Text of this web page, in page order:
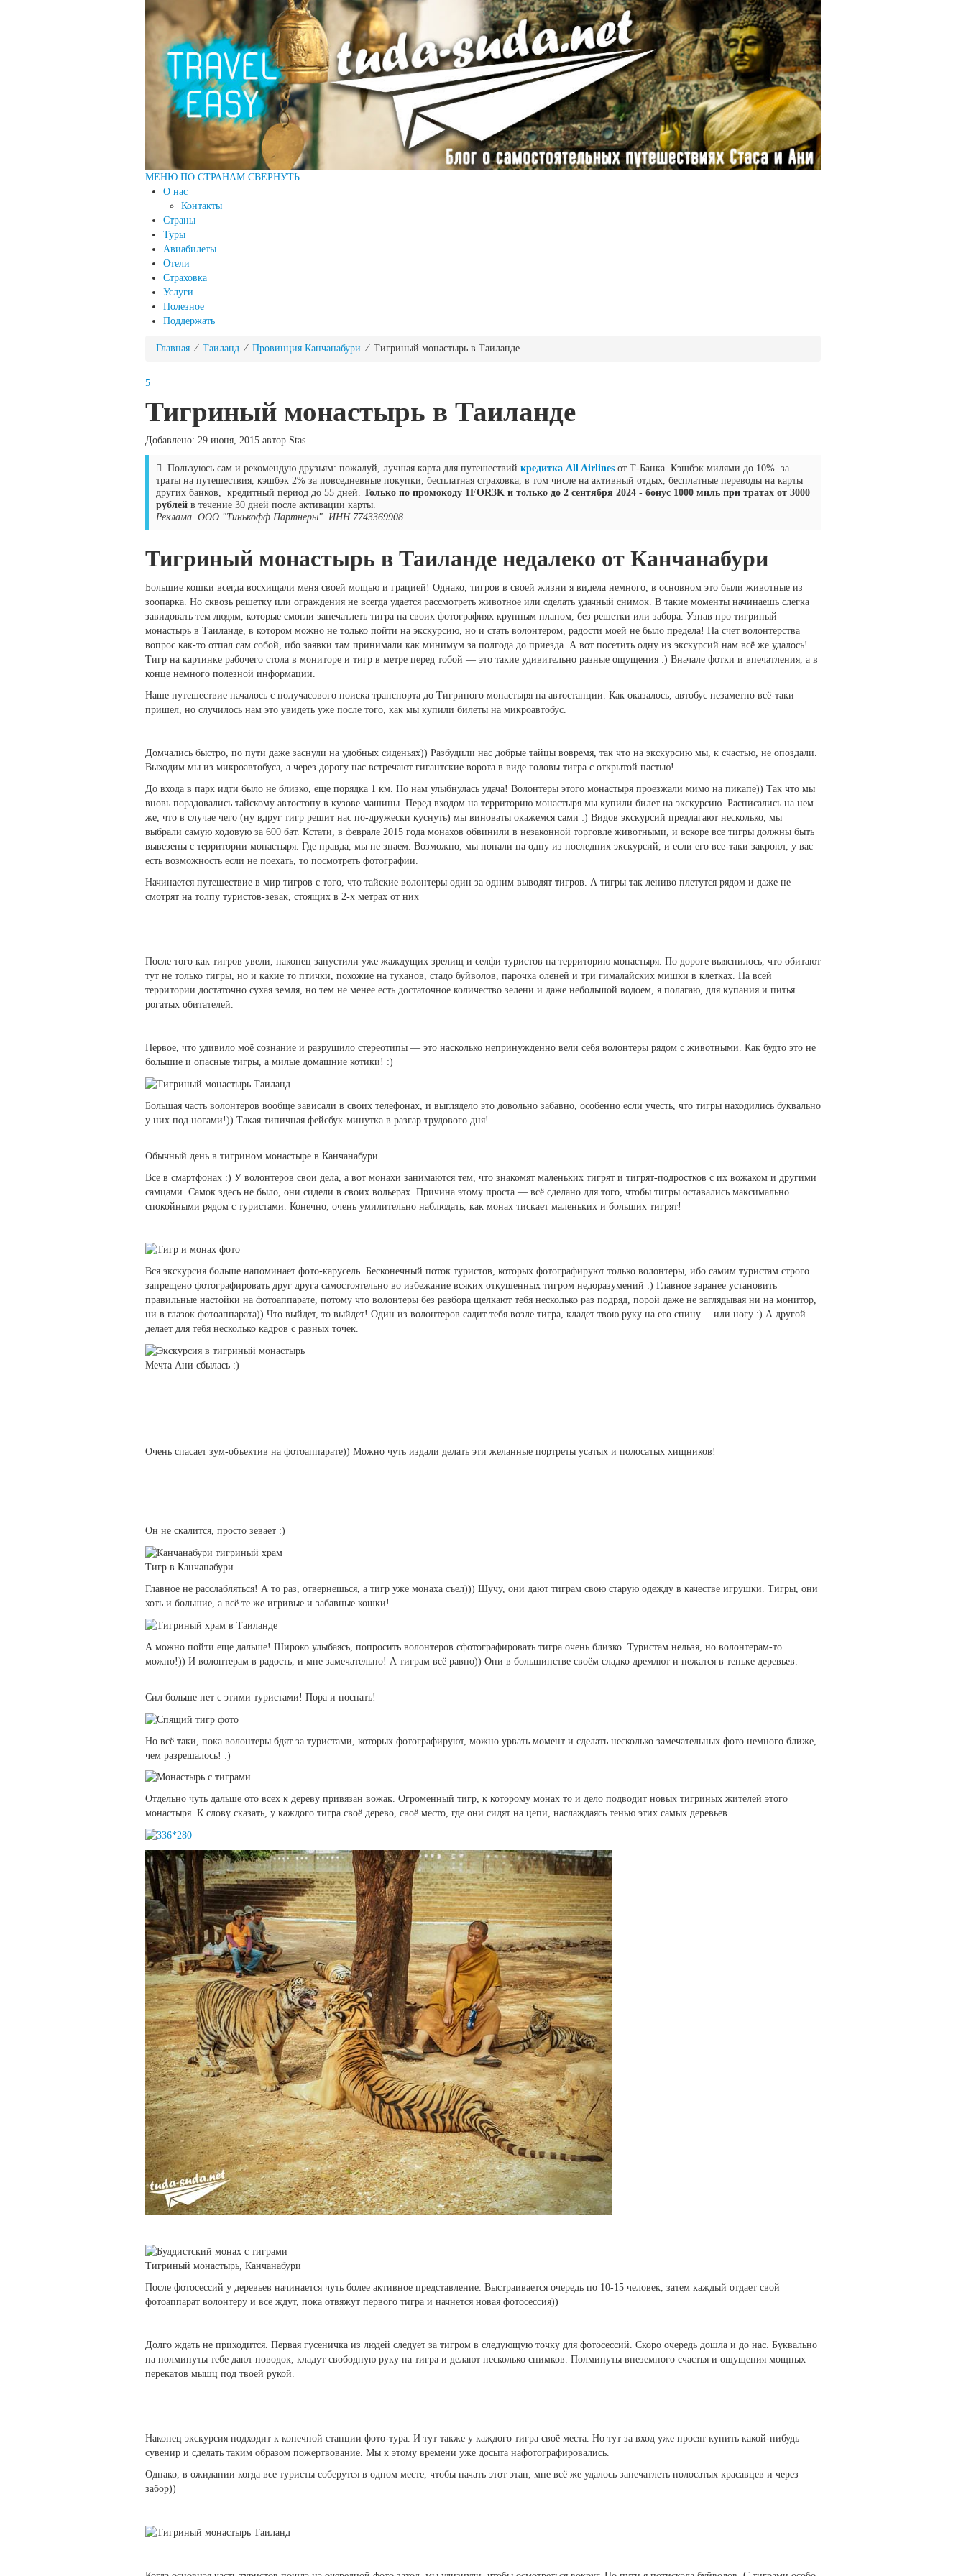
МЕНЮ ПО СТРАНАМ СВЕРНУТЬ
О нас
Контакты
Страны
Туры
Авиабилеты
Отели
Страховка
Услуги
Полезное
Поддержать
Главная ⁄ Таиланд ⁄ Провинция Канчанабури ⁄ Тигриный монастырь в Таиланде
5
Тигриный монастырь в Таиланде
Добавлено: 29 июня, 2015 автор Stas
Пользуюсь сам и рекомендую друзьям: пожалуй, лучшая карта для путешествий кредитка All Airlines от Т-Банка. Кэшбэк милями до 10% за
траты на путешествия, кэшбэк 2% за повседневные покупки, бесплатная страховка, в том числе на активный отдых, бесплатные переводы на карты
других банков, кредитный период до 55 дней. Только по промокоду 1FOR3K и только до 2 сентября 2024 - бонус 1000 миль при тратах от 3000
рублей в течение 30 дней после активации карты.
Реклама. ООО "Тинькофф Партнеры". ИНН 7743369908
Тигриный монастырь в Таиланде недалеко от Канчанабури
Большие кошки всегда восхищали меня своей мощью и грацией! Однако, тигров в своей жизни я видела немного, в основном это были животные из
зоопарка. Но сквозь решетку или ограждения не всегда удается рассмотреть животное или сделать удачный снимок. В такие моменты начинаешь слегка
завидовать тем людям, которые смогли запечатлеть тигра на своих фотографиях крупным планом, без решетки или забора. Узнав про тигриный
монастырь в Таиланде, в котором можно не только пойти на экскурсию, но и стать волонтером, радости моей не было предела! На счет волонтерства
вопрос как-то отпал сам собой, ибо заявки там принимали как минимум за полгода до приезда. А вот посетить одну из экскурсий нам всё же удалось!
Тигр на картинке рабочего стола в мониторе и тигр в метре перед тобой — это такие удивительно разные ощущения :) Вначале фотки и впечатления, а в
конце немного полезной информации.
Наше путешествие началось с получасового поиска транспорта до Тигриного монастыря на автостанции. Как оказалось, автобус незаметно всё-таки
пришел, но случилось нам это увидеть уже после того, как мы купили билеты на микроавтобус.
Домчались быстро, по пути даже заснули на удобных сиденьях)) Разбудили нас добрые тайцы вовремя, так что на экскурсию мы, к счастью, не опоздали.
Выходим мы из микроавтобуса, а через дорогу нас встречают гигантские ворота в виде головы тигра с открытой пастью!
До входа в парк идти было не близко, еще порядка 1 км. Но нам улыбнулась удача! Волонтеры этого монастыря проезжали мимо на пикапе)) Так что мы
вновь порадовались тайскому автостопу в кузове машины. Перед входом на территорию монастыря мы купили билет на экскурсию. Расписались на нем
же, что в случае чего (ну вдруг тигр решит нас по-дружески куснуть) мы виноваты окажемся сами :) Видов экскурсий предлагают несколько, мы
выбрали самую ходовую за 600 бат. Кстати, в феврале 2015 года монахов обвинили в незаконной торговле животными, и вскоре все тигры должны быть
вывезены с территории монастыря. Где правда, мы не знаем. Возможно, мы попали на одну из последних экскурсий, и если его все-таки закроют, у вас
есть возможность если не поехать, то посмотреть фотографии.
Начинается путешествие в мир тигров с того, что тайские волонтеры один за одним выводят тигров. А тигры так лениво плетутся рядом и даже не
смотрят на толпу туристов-зевак, стоящих в 2-х метрах от них
После того как тигров увели, наконец запустили уже жаждущих зрелищ и селфи туристов на территорию монастыря. По дороге выяснилось, что обитают
тут не только тигры, но и какие то птички, похожие на туканов, стадо буйволов, парочка оленей и три гималайских мишки в клетках. На всей
территории достаточно сухая земля, но тем не менее есть достаточное количество зелени и даже небольшой водоем, я полагаю, для купания и питья
рогатых обитателей.
Первое, что удивило моё сознание и разрушило стереотипы — это насколько непринужденно вели себя волонтеры рядом с животными. Как будто это не
большие и опасные тигры, а милые домашние котики! :)
Большая часть волонтеров вообще зависали в своих телефонах, и выглядело это довольно забавно, особенно если учесть, что тигры находились буквально
у них под ногами!)) Такая типичная фейсбук-минутка в разгар трудового дня!
Обычный день в тигрином монастыре в Канчанабури
Все в смартфонах :) У волонтеров свои дела, а вот монахи занимаются тем, что знакомят маленьких тигрят и тигрят-подростков с их вожаком и другими
самцами. Самок здесь не было, они сидели в своих вольерах. Причина этому проста — всё сделано для того, чтобы тигры оставались максимально
спокойными рядом с туристами. Конечно, очень умилительно наблюдать, как монах тискает маленьких и больших тигрят!
Вся экскурсия больше напоминает фото-карусель. Бесконечный поток туристов, которых фотографируют только волонтеры, ибо самим туристам строго
запрещено фотографировать друг друга самостоятельно во избежание всяких откушенных тигром недоразумений :) Главное заранее установить
правильные настойки на фотоаппарате, потому что волонтеры без разбора щелкают тебя несколько раз подряд, порой даже не заглядывая ни на монитор,
ни в глазок фотоаппарата)) Что выйдет, то выйдет! Один из волонтеров садит тебя возле тигра, кладет твою руку на его спину… или ногу :) А другой
делает для тебя несколько кадров с разных точек.
Мечта Ани сбылась :)
Очень спасает зум-объектив на фотоаппарате)) Можно чуть издали делать эти желанные портреты усатых и полосатых хищников!
Он не скалится, просто зевает :)
Тигр в Канчанабури
Главное не расслабляться! А то раз, отвернешься, а тигр уже монаха съел))) Шучу, они дают тиграм свою старую одежду в качестве игрушки. Тигры, они
хоть и большие, а всё те же игривые и забавные кошки!
А можно пойти еще дальше! Широко улыбаясь, попросить волонтеров сфотографировать тигра очень близко. Туристам нельзя, но волонтерам-то
можно!)) И волонтерам в радость, и мне замечательно! А тиграм всё равно)) Они в большинстве своём сладко дремлют и нежатся в теньке деревьев.
Сил больше нет с этими туристами! Пора и поспать!
Но всё таки, пока волонтеры бдят за туристами, которых фотографируют, можно урвать момент и сделать несколько замечательных фото немного ближе,
чем разрешалось! :)
Отдельно чуть дальше ото всех к дереву привязан вожак. Огроменный тигр, к которому монах то и дело подводит новых тигриных жителей этого
монастыря. К слову сказать, у каждого тигра своё дерево, своё место, где они сидят на цепи, наслаждаясь тенью этих самых деревьев.
Тигриный монастырь, Канчанабури
После фотосессий у деревьев начинается чуть более активное представление. Выстраивается очередь по 10-15 человек, затем каждый отдает свой
фотоаппарат волонтеру и все ждут, пока отвяжут первого тигра и начнется новая фотосессия))
Долго ждать не приходится. Первая гусеничка из людей следует за тигром в следующую точку для фотосессий. Скоро очередь дошла и до нас. Буквально
на полминуты тебе дают поводок, кладут свободную руку на тигра и делают несколько снимков. Полминуты внеземного счастья и ощущения мощных
перекатов мышц под твоей рукой.
Наконец экскурсия подходит к конечной станции фото-тура. И тут также у каждого тигра своё места. Но тут за вход уже просят купить какой-нибудь
сувенир и сделать таким образом пожертвование. Мы к этому времени уже досыта нафотографировались.
Однако, в ожидании когда все туристы соберутся в одном месте, чтобы начать этот этап, мне всё же удалось запечатлеть полосатых красавцев и через
забор))